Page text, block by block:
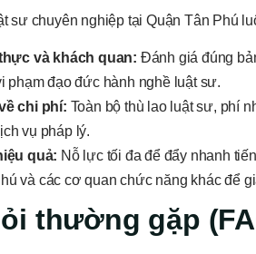
sư chuyên nghiệp tại Quận Tân Phú
và khách quan: Đánh giá đúng
phạm đạo đức hành nghề luật sư.
chi phí: Toàn bộ thù lao luật sư, phí
vụ pháp lý.
quả: Nỗ lực tối đa để đẩy nhanh
và các cơ quan chức năng khác để
thường gặp